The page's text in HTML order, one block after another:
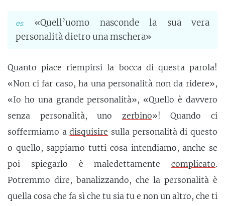
«Quell’uomo nasconde la sua vera
personalità dietro una mschera»
Quanto piace riempirsi la bocca di questa parola!
«Non ci far caso, ha una personalità non da ridere»,
«Io ho una grande personalità», «Quello è davvero
senza personalità, uno zerbino»! Quando ci
soffermiamo adisquisire sulla personalità di questo
o quello, sappiamo tutti cosa intendiamo, anche se
poi spiegarlo è maledettamente complicato.
Potremmo dire, banalizzando, che la personalità è
quella cosa che fa sì che tu sia tu e non un altro, che ti